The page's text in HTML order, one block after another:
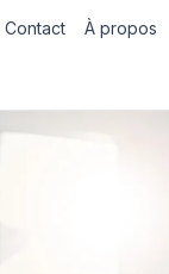
Contact À propos